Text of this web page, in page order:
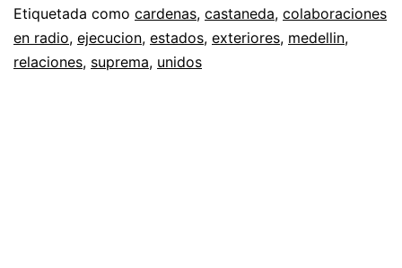
Etiquetada como cardenas, castaneda, colaboraciones
en radio, ejecucion, estados, exteriores, medellin,
relaciones, suprema, unidos